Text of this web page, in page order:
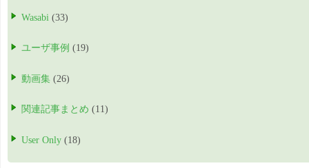
Wasabi (33)
ユーザ事例 (19)
動画集 (26)
関連記事まとめ (11)
User Only (18)